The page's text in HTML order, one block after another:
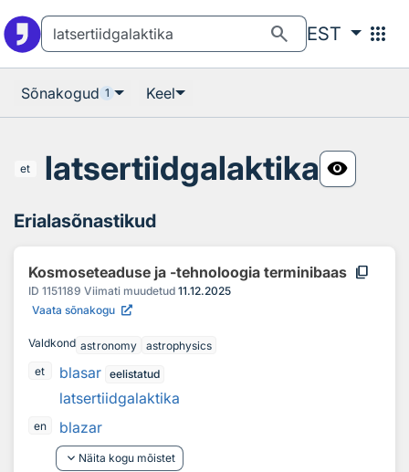
search EST apps
Sõnakogud 1 Keel
et latsertiidgalaktika visibility
Erialasõnastikud
Kosmoseteaduse ja -tehnoloogia terminibaas content_copy
ID 1151189 Viimati muudetud 11.12.2025
Vaata sõnakogu
Valdkond astronomy
astrophysics
et
blasar eelistatud
latsertiidgalaktika
en
blazar
keyboard_arrow_down Näita kogu mõistet